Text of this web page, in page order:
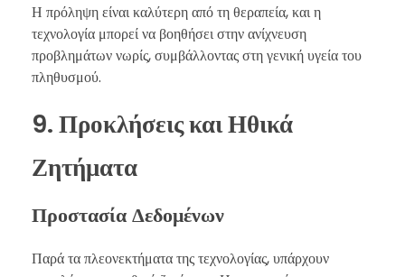
Η πρόληψη είναι καλύτερη από τη θεραπεία, και η
τεχνολογία μπορεί να βοηθήσει στην ανίχνευση
προβλημάτων νωρίς, συμβάλλοντας στη γενική υγεία του
πληθυσμού.
9. Προκλήσεις και Ηθικά
Ζητήματα
Προστασία Δεδομένων
Παρά τα πλεονεκτήματα της τεχνολογίας, υπάρχουν